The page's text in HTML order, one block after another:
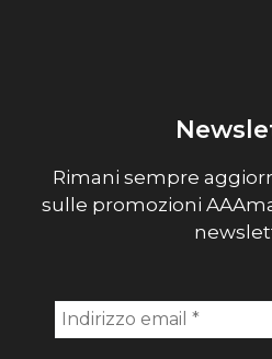
Rimani sempre
sulle promozioni